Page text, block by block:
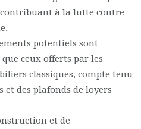
à la lutte contre
potentiels sont
ceux offerts par les
classiques, compte tenu
et des plafonds de loyers
et de